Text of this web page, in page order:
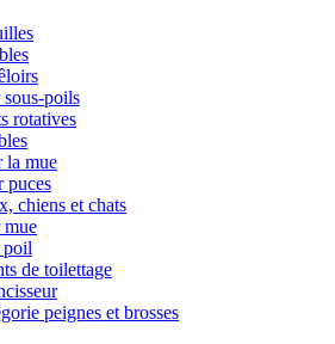
sous-poils
rotatives
la mue
puces
chiens et chats
mue
poil
de toilettage
peignes et brosses